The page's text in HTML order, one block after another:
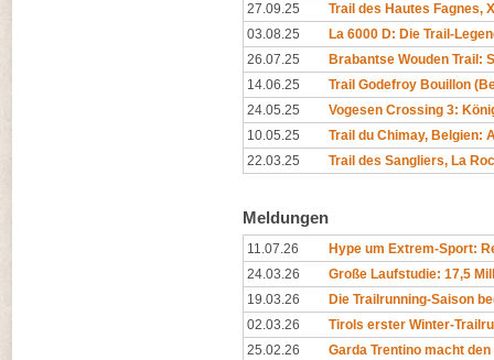
27.09.25
Trail des Hautes Fagnes,
03.08.25
La 6000 D: Die Trail-
26.07.25
Brabantse Wouden Trail:
14.06.25
Trail Godefroy Bouillon
24.05.25
Vogesen Crossing 3:
10.05.25
Trail du Chimay, Belgien:
22.03.25
Trail des Sangliers, La
Meldungen
11.07.26
Hype um Extrem-Sport:
24.03.26
Große Laufstudie: 17,5
19.03.26
Die Trailrunning-Saison
02.03.26
Tirols erster Winter-
25.02.26
Garda Trentino macht